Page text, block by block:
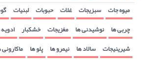
میوه جات سبزیجات غلات حبوبات لبنیات
چربی ها نوشیدنی ها مغزیجات خشکبار
شیرینیجات سالاد ها نیمرو ها پلو ها ماکارونی